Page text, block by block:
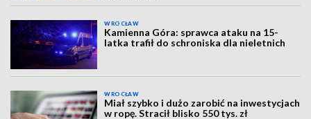
WROCŁAW
Kamienna Góra: sprawca ataku na 15-
latka trafił do schroniska dla nieletnich
WROCŁAW
Miał szybko i dużo zarobić na inwestycjach
w ropę. Stracił blisko 550 tys. zł